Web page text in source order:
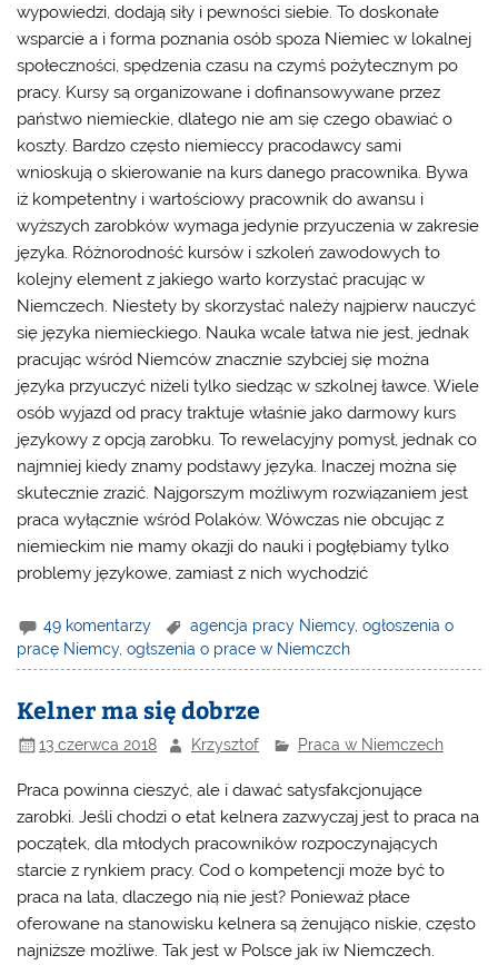
wypowiedzi, dodają siły i pewności siebie. To doskonałe
wsparcie a i forma poznania osób spoza Niemiec w lokalnej
społeczności, spędzenia czasu na czymś pożytecznym po
pracy. Kursy są organizowane i dofinansowywane przez
państwo niemieckie, dlatego nie am się czego obawiać o
koszty. Bardzo często niemieccy pracodawcy sami
wnioskują o skierowanie na kurs danego pracownika. Bywa
iż kompetentny i wartościowy pracownik do awansu i
wyższych zarobków wymaga jedynie przyuczenia w zakresie
języka. Różnorodność kursów i szkoleń zawodowych to
kolejny element z jakiego warto korzystać pracując w
Niemczech. Niestety by skorzystać należy najpierw nauczyć
się języka niemieckiego. Nauka wcale łatwa nie jest, jednak
pracując wśród Niemców znacznie szybciej się można
języka przyuczyć niżeli tylko siedząc w szkolnej ławce. Wiele
osób wyjazd od pracy traktuje właśnie jako darmowy kurs
językowy z opcją zarobku. To rewelacyjny pomysł, jednak co
najmniej kiedy znamy podstawy języka. Inaczej można się
skutecznie zrazić. Najgorszym możliwym rozwiązaniem jest
praca wyłącznie wśród Polaków. Wówczas nie obcując z
niemieckim nie mamy okazji do nauki i pogłębiamy tylko
problemy językowe, zamiast z nich wychodzić
49 komentarzy agencja pracy Niemcy,ogłoszenia o
pracę Niemcy,ogłszenia o prace w Niemczch
Kelner ma się dobrze
13 czerwca 2018 Krzysztof Praca w Niemczech
Praca powinna cieszyć, ale i dawać satysfakcjonujące
zarobki. Jeśli chodzi o etat kelnera zazwyczaj jest to praca na
początek, dla młodych pracowników rozpoczynających
starcie z rynkiem pracy. Cod o kompetencji może być to
praca na lata, dlaczego nią nie jest? Ponieważ płace
oferowane na stanowisku kelnera są żenująco niskie, często
najniższe możliwe. Tak jest w Polsce jak iw Niemczech.